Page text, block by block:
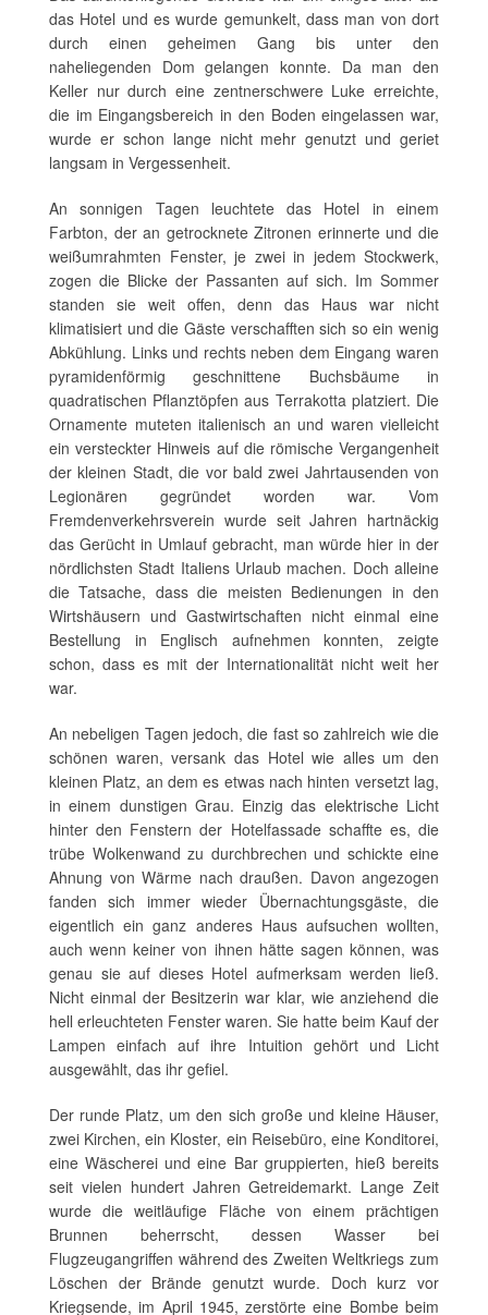
das Hotel und es wurde gemunkelt, dass man von dort
durch einen geheimen Gang bis unter den
naheliegenden Dom gelangen konnte. Da man den
Keller nur durch eine zentnerschwere Luke erreichte,
die im Eingangsbereich in den Boden eingelassen war,
wurde er schon lange nicht mehr genutzt und geriet
langsam in Vergessenheit.
An sonnigen Tagen leuchtete das Hotel in einem
Farbton, der an getrocknete Zitronen erinnerte und die
weißumrahmten Fenster, je zwei in jedem Stockwerk,
zogen die Blicke der Passanten auf sich. Im Sommer
standen sie weit offen, denn das Haus war nicht
klimatisiert und die Gäste verschafften sich so ein wenig
Abkühlung. Links und rechts neben dem Eingang waren
pyramidenförmig geschnittene Buchsbäume in
quadratischen Pflanztöpfen aus Terrakotta platziert. Die
Ornamente muteten italienisch an und waren vielleicht
ein versteckter Hinweis auf die römische Vergangenheit
der kleinen Stadt, die vor bald zwei Jahrtausenden von
Legionären gegründet worden war. Vom
Fremdenverkehrsverein wurde seit Jahren hartnäckig
das Gerücht in Umlauf gebracht, man würde hier in der
nördlichsten Stadt Italiens Urlaub machen. Doch alleine
die Tatsache, dass die meisten Bedienungen in den
Wirtshäusern und Gastwirtschaften nicht einmal eine
Bestellung in Englisch aufnehmen konnten, zeigte
schon, dass es mit der Internationalität nicht weit her
war.
An nebeligen Tagen jedoch, die fast so zahlreich wie die
schönen waren, versank das Hotel wie alles um den
kleinen Platz, an dem es etwas nach hinten versetzt lag,
in einem dunstigen Grau. Einzig das elektrische Licht
hinter den Fenstern der Hotelfassade schaffte es, die
trübe Wolkenwand zu durchbrechen und schickte eine
Ahnung von Wärme nach draußen. Davon angezogen
fanden sich immer wieder Übernachtungsgäste, die
eigentlich ein ganz anderes Haus aufsuchen wollten,
auch wenn keiner von ihnen hätte sagen können, was
genau sie auf dieses Hotel aufmerksam werden ließ.
Nicht einmal der Besitzerin war klar, wie anziehend die
hell erleuchteten Fenster waren. Sie hatte beim Kauf der
Lampen einfach auf ihre Intuition gehört und Licht
ausgewählt, das ihr gefiel.
Der runde Platz, um den sich große und kleine Häuser,
zwei Kirchen, ein Kloster, ein Reisebüro, eine Konditorei,
eine Wäscherei und eine Bar gruppierten, hieß bereits
seit vielen hundert Jahren Getreidemarkt. Lange Zeit
wurde die weitläufige Fläche von einem prächtigen
Brunnen beherrscht, dessen Wasser bei
Flugzeugangriffen während des Zweiten Weltkriegs zum
Löschen der Brände genutzt wurde. Doch kurz vor
Kriegsende, im April 1945, zerstörte eine Bombe beim